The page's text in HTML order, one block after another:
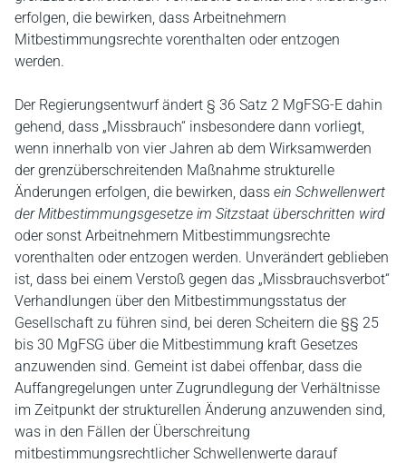
erfolgen, die bewirken, dass Arbeitnehmern
Mitbestimmungsrechte vorenthalten oder entzogen
werden.
Der Regierungsentwurf ändert § 36 Satz 2 MgFSG-E dahin
gehend, dass „Missbrauch“ insbesondere dann vorliegt,
wenn innerhalb von vier Jahren ab dem Wirksamwerden
der grenzüberschreitenden Maßnahme strukturelle
Änderungen erfolgen, die bewirken, dass ein Schwellenwert
der Mitbestimmungsgesetze im Sitzstaat überschritten wird
oder sonst Arbeitnehmern Mitbestimmungsrechte
vorenthalten oder entzogen werden. Unverändert geblieben
ist, dass bei einem Verstoß gegen das „Missbrauchsverbot“
Verhandlungen über den Mitbestimmungsstatus der
Gesellschaft zu führen sind, bei deren Scheitern die §§ 25
bis 30 MgFSG über die Mitbestimmung kraft Gesetzes
anzuwenden sind. Gemeint ist dabei offenbar, dass die
Auffangregelungen unter Zugrundlegung der Verhältnisse
im Zeitpunkt der strukturellen Änderung anzuwenden sind,
was in den Fällen der Überschreitung
mitbestimmungsrechtlicher Schwellenwerte darauf